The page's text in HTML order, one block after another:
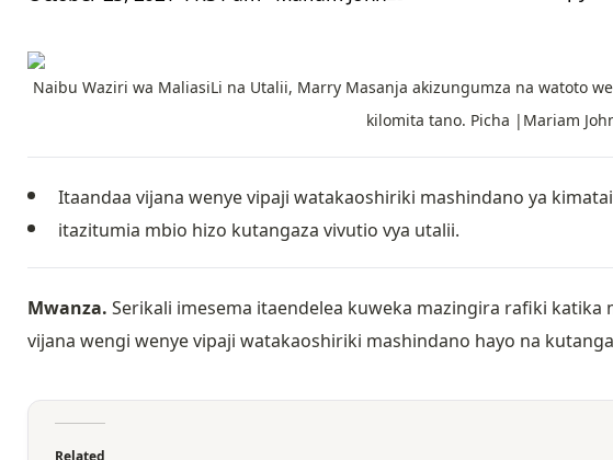
Naibu Waziri wa MaliasiLi na Utalii, Marry Masanja akizungumza na watoto
kilomita tano. Picha |Mariam
Itaandaa vijana wenye vipaji watakaoshiriki mashindano ya
itazitumia mbio hizo kutangaza vivutio vya utalii.
Mwanza. Serikali imesema itaendelea kuweka mazingira rafiki katika
vijana wengi wenye vipaji watakaoshiriki mashindano hayo na
Related